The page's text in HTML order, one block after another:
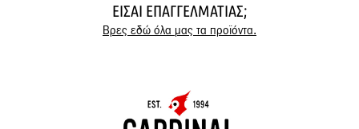
ΕΊΣΑΙ ΕΠΑΓΓΕΛΜΑΤΊΑΣ;
Βρες εδώ όλα μας τα προϊόντα.